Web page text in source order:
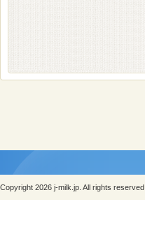
Copyright 2026 j-milk.jp. All rights reserved.